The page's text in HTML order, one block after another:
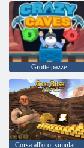
Grotte pazze